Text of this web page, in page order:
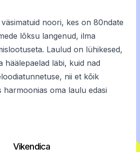
noori, ​​kes on 80ndate
lõksu langenud, ilma
Laulud on lühikesed,
häälepaelad läbi, kuid nad
nii et kõik
harmoonias oma laulu edasi
Vikendica